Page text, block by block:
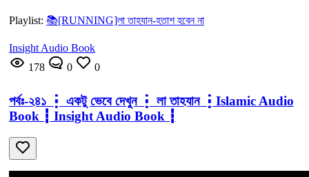
Playlist: 📚[RUNNING]লা তাহযান-হতাশ হবেন না
Insight Audio Book
178
0 0
পর্বঃ-২৪১ ┇ একটু ভেবে দেখুন ┇ লা তাহযান ┇Islamic Audio
Book ┇ Insight Audio Book ┇